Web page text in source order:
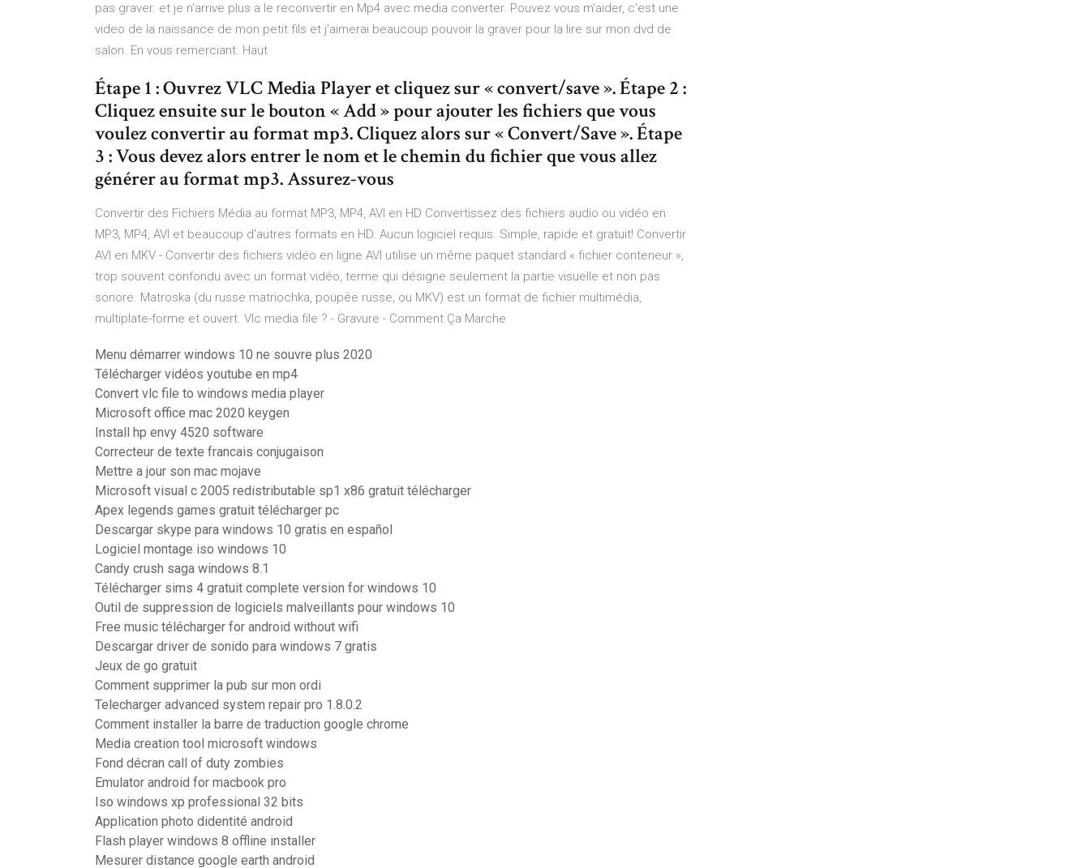
pas graver. et je n'arrive plus a le reconvertir en Mp4 avec media converter. Pouvez vous m'aider, c'est une
video de la naissance de mon petit fils et j'aimerai beaucoup pouvoir la graver pour la lire sur mon dvd de
salon. En vous remerciant. Haut
Étape 1 : Ouvrez VLC Media Player et cliquez sur « convert/save ». Étape 2 :
Cliquez ensuite sur le bouton « Add » pour ajouter les fichiers que vous
voulez convertir au format mp3. Cliquez alors sur « Convert/Save ». Étape
3 : Vous devez alors entrer le nom et le chemin du fichier que vous allez
générer au format mp3. Assurez-vous
Convertir des Fichiers Média au format MP3, MP4, AVI en HD Convertissez des fichiers audio ou vidéo en
MP3, MP4, AVI et beaucoup d'autres formats en HD. Aucun logiciel requis. Simple, rapide et gratuit! Convertir
AVI en MKV - Convertir des fichiers vidéo en ligne AVI utilise un même paquet standard « fichier conteneur »,
trop souvent confondu avec un format vidéo, terme qui désigne seulement la partie visuelle et non pas
sonore. Matroska (du russe matriochka, poupée russe, ou MKV) est un format de fichier multimédia,
multiplate-forme et ouvert. Vlc media file ? - Gravure - Comment Ça Marche
Menu démarrer windows 10 ne souvre plus 2020
Télécharger vidéos youtube en mp4
Convert vlc file to windows media player
Microsoft office mac 2020 keygen
Install hp envy 4520 software
Correcteur de texte francais conjugaison
Mettre a jour son mac mojave
Microsoft visual c 2005 redistributable sp1 x86 gratuit télécharger
Apex legends games gratuit télécharger pc
Descargar skype para windows 10 gratis en español
Logiciel montage iso windows 10
Candy crush saga windows 8.1
Télécharger sims 4 gratuit complete version for windows 10
Outil de suppression de logiciels malveillants pour windows 10
Free music télécharger for android without wifi
Descargar driver de sonido para windows 7 gratis
Jeux de go gratuit
Comment supprimer la pub sur mon ordi
Telecharger advanced system repair pro 1.8.0.2
Comment installer la barre de traduction google chrome
Media creation tool microsoft windows
Fond décran call of duty zombies
Emulator android for macbook pro
Iso windows xp professional 32 bits
Application photo didentité android
Flash player windows 8 offline installer
Mesurer distance google earth android